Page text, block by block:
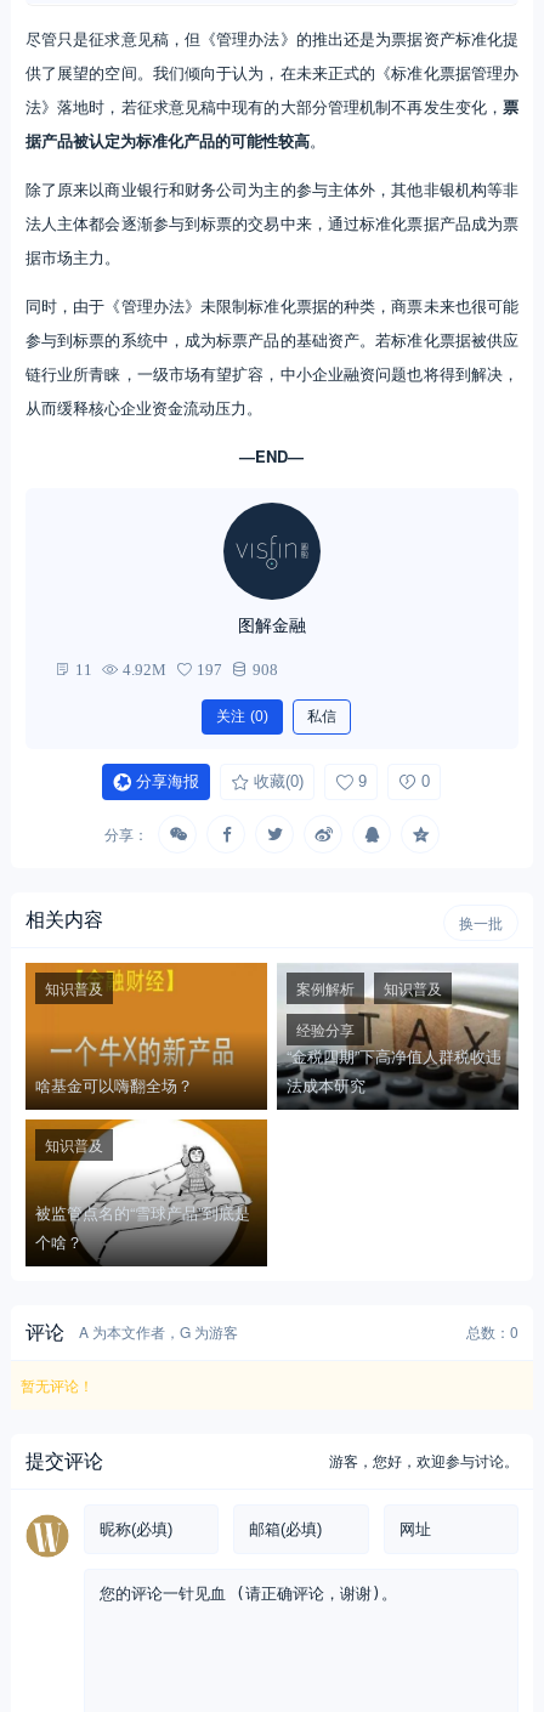
尽管只是征求意见稿，但《管理办法》的推出还是为票据资产标准化提
供了展望的空间。我们倾向于认为，在未来正式的《标准化票据管理办
法》落地时，若征求意见稿中现有的大部分管理机制不再发生变化，票
据产品被认定为标准化产品的可能性较高。
除了原来以商业银行和财务公司为主的参与主体外，其他非银机构等非
法人主体都会逐渐参与到标票的交易中来，通过标准化票据产品成为票
据市场主力。
同时，由于《管理办法》未限制标准化票据的种类，商票未来也很可能
参与到标票的系统中，成为标票产品的基础资产。若标准化票据被供应
链行业所青睐，一级市场有望扩容，中小企业融资问题也将得到解决，
从而缓释核心企业资金流动压力。
—END—
图解金融
11 4.92M 197 908
关注 (0) 私信
分享海报 收藏(0) 9 0
分享：
相关内容 换一批
啥基金可以嗨翻全场？
知识普及
“金税四期”下高净值人群税收违
法成本研究
案例解析
知识普及
经验分享
被监管点名的“雪球产品”到底是
个啥？
知识普及
评论 A 为本文作者，G 为游客 总数：0
暂无评论！
提交评论 游客，您好，欢迎参与讨论。